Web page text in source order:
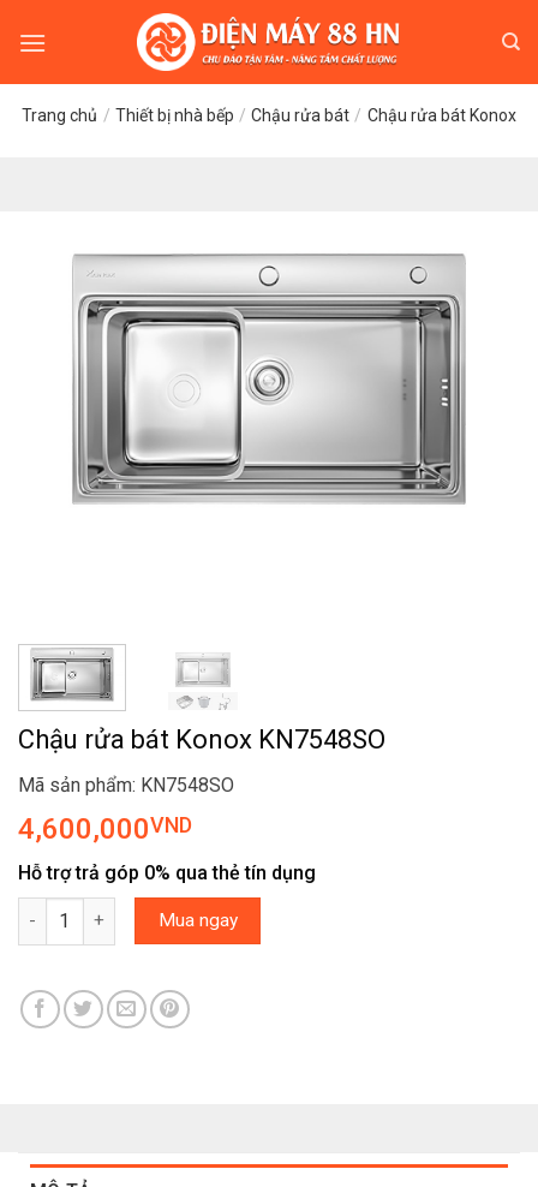
Trang chủ / Thiết bị nhà bếp / Chậu rửa bát / Chậu rửa bát Konox
Chậu rửa bát Konox KN7548SO
Mã sản phẩm: KN7548SO
4,600,000VND
Hỗ trợ trả góp 0% qua thẻ tín dụng
Chậu rửa bát Konox KN7548SO số lượng
Mua ngay